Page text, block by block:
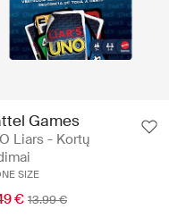
Games
Liars - Kortų
SIZE
€ 13.99 €